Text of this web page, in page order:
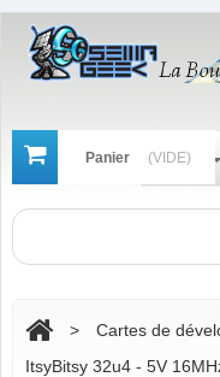
Panier (VIDE)Fr
> Cartes de
ItsyBitsy 32u4 - 5V